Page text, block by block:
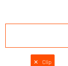
✕ Clip